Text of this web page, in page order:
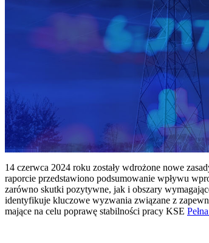
14 czerwca 2024 roku zostały wdrożone nowe
raporcie przedstawiono podsumowanie wpływu
zarówno skutki pozytywne, jak i obszary
identyfikuje kluczowe wyzwania związane z
mające na celu poprawę stabilności pracy KSE